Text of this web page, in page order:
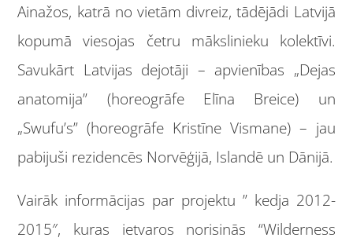
Ainažos, katrā no vietām divreiz, tādējādi Latvijā
kopumā viesojas četru mākslinieku kolektīvi.
Savukārt Latvijas dejotāji – apvienības „Dejas
anatomija” (horeogrāfe Elīna Breice) un
„Swufu’s” (horeogrāfe Kristīne Vismane) – jau
pabijuši rezidencēs Norvēģijā, Islandē un Dānijā.
Vairāk informācijas par projektu ” kedja 2012-
2015″, kuras ietvaros norisinās “Wilderness